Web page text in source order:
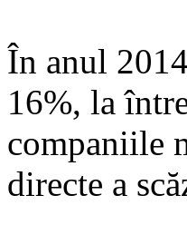
În anul
16%, la
companiile
directe a